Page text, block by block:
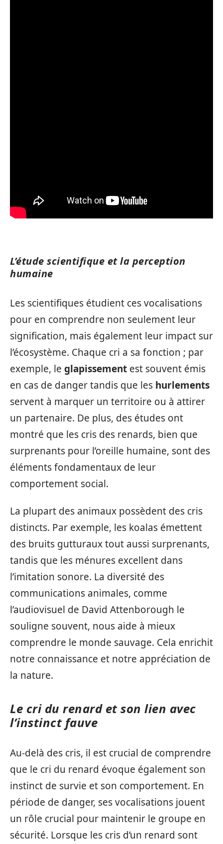
L’étude scientifique et la perception
humaine
Les scientifiques étudient ces vocalisations
pour en comprendre non seulement leur
signification, mais également leur impact sur
l’écosystème. Chaque cri a sa fonction ; par
exemple, le glapissement est souvent émis
en cas de danger tandis que les hurlements
servent à marquer un territoire ou à attirer
un partenaire. De plus, des études ont
montré que les cris des renards, bien que
surprenants pour l’oreille humaine, sont des
éléments fondamentaux de leur
comportement social.
La plupart des animaux possèdent des cris
distincts. Par exemple, les koalas émettent
des bruits gutturaux tout aussi surprenants,
tandis que les ménures excellent dans
l’imitation sonore. La diversité des
communications animales, comme
l’audiovisuel de David Attenborough le
souligne souvent, nous aide à mieux
comprendre le monde sauvage. Cela enrichit
notre connaissance et notre appréciation de
la nature.
Le cri du renard et son lien avec
l’instinct fauve
Au-delà des cris, il est crucial de comprendre
que le cri du renard évoque également son
instinct de survie et son comportement. En
période de danger, ses vocalisations jouent
un rôle crucial pour maintenir le groupe en
sécurité. Lorsque les cris d’un renard sont